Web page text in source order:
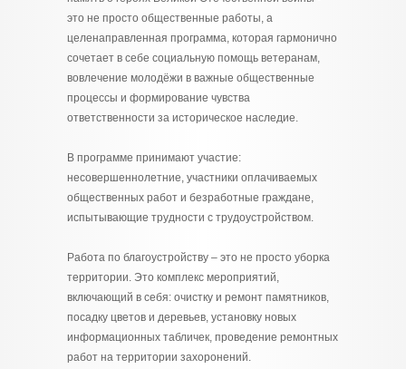
это не просто общественные работы, а
целенаправленная программа, которая гармонично
сочетает в себе социальную помощь ветеранам,
вовлечение молодёжи в важные общественные
процессы и формирование чувства
ответственности за историческое наследие.
В программе принимают участие:
несовершеннолетние, участники оплачиваемых
общественных работ и безработные граждане,
испытывающие трудности с трудоустройством.
Работа по благоустройству – это не просто уборка
территории. Это комплекс мероприятий,
включающий в себя: очистку и ремонт памятников,
посадку цветов и деревьев, установку новых
информационных табличек, проведение ремонтных
работ на территории захоронений.